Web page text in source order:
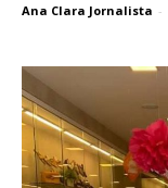
Ana Clara Jornalista -